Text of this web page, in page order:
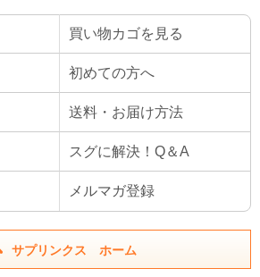
買い物カゴを見る
初めての方へ
送料・お届け方法
スグに解決！Q＆A
メルマガ登録
サプリンクス ホーム